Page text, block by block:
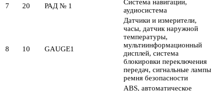
7 20 РАД № 1
Система навигации,
аудиосистема
8 10 GAUGE1
Датчики и измерители,
часы, датчик наружной
температуры,
мультиинформационный
дисплей, система
блокировки переключения
передач, сигнальные лампы
ремня безопасности
ABS, автоматическое